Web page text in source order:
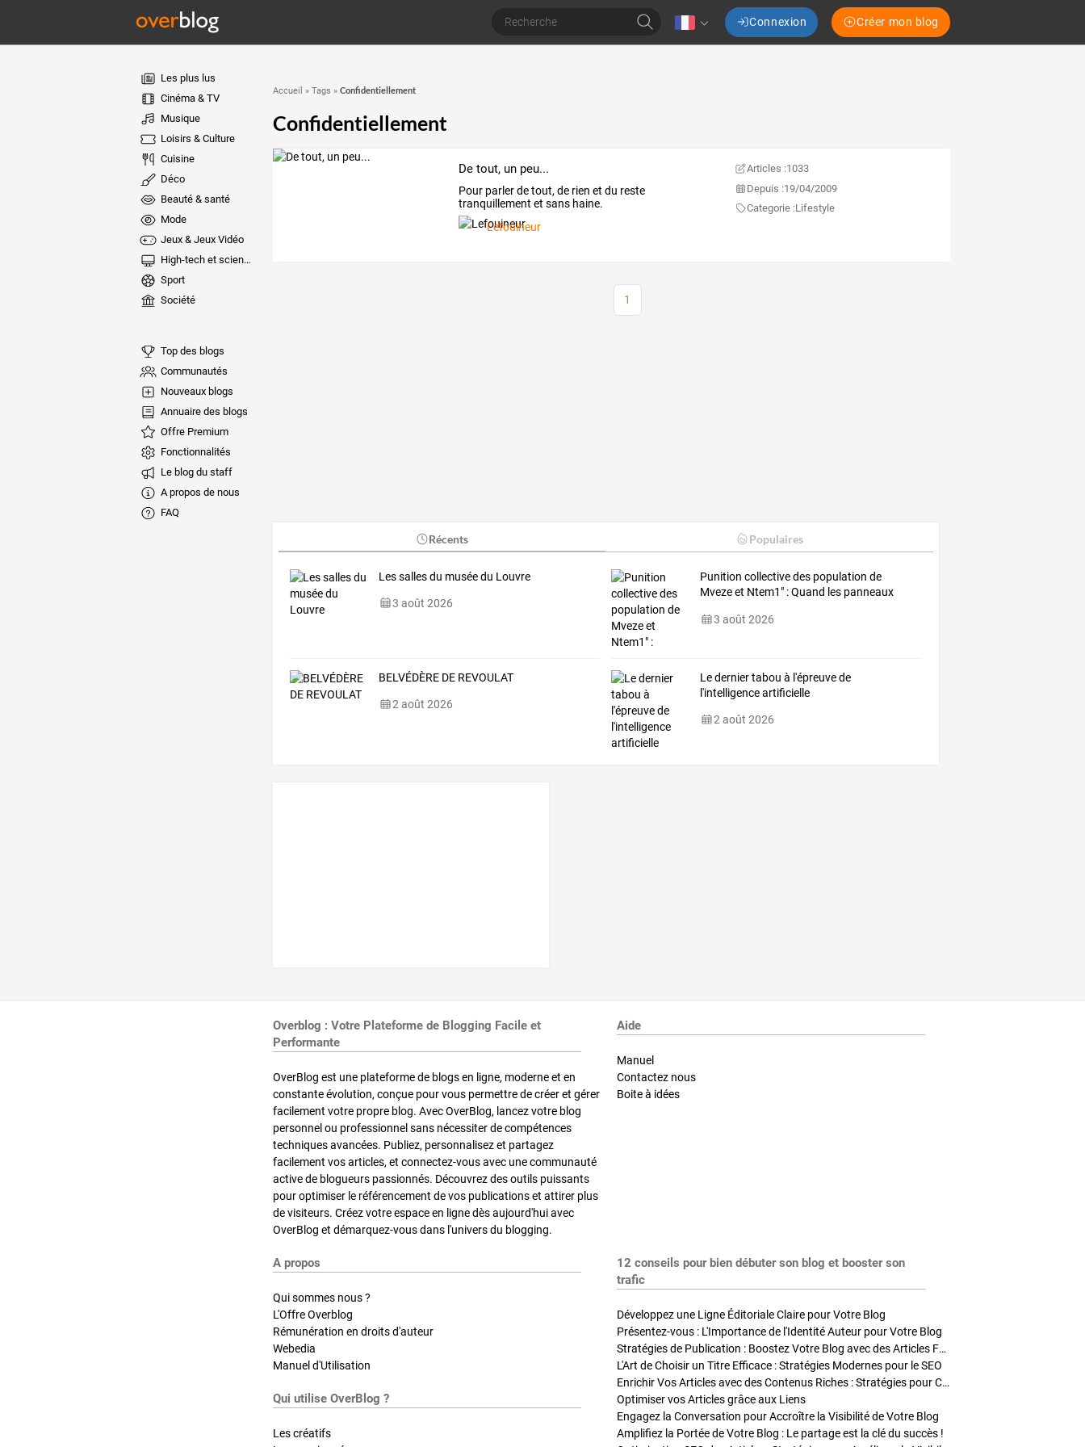
Connexion Créer mon blog
Les plus lus
Cinéma & TV
Musique
Loisirs & Culture
Cuisine
Déco
Beauté & santé
Mode
Jeux & Jeux Vidéo
High-tech et sciences
Sport
Société
Top des blogs
Communautés
Nouveaux blogs
Annuaire des blogs
Offre Premium
Fonctionnalités
Le blog du staff
A propos de nous
FAQ
Accueil » Tags » Confidentiellement
Confidentiellement
De tout, un peu...
Pour parler de tout, de rien et du reste
tranquillement et sans haine.
Lefouineur
Articles :1033
Depuis :19/04/2009
Categorie :Lifestyle
1
Récents Populaires
Les salles du musée du Louvre
3 août 2026
Punition collectivedes population de
Mvezeet Ntem1" :Quand les panneaux
3 août 2026
BELVÉDÈRE DE REVOULAT
2 août 2026
Le dernier tabou à l'épreuve de
l'intelligence artificielle
2 août 2026
Overblog : Votre Plateforme de Blogging Facile et
Performante
OverBlog est une plateforme de blogs en ligne, moderne et en
constante évolution, conçue pour vous permettre de créer et gérer
facilement votre propre blog. Avec OverBlog, lancez votre blog
personnel ou professionnel sans nécessiter de compétences
techniques avancées. Publiez, personnalisez et partagez
facilement vos articles, et connectez-vous avec une communauté
active de blogueurs passionnés. Découvrez des outils puissants
pour optimiser le référencement de vos publications et attirer plus
de visiteurs. Créez votre espace en ligne dès aujourd'hui avec
OverBlog et démarquez-vous dans l'univers du blogging.
Aide
Manuel
Contactez nous
Boite à idées
A propos
Qui sommes nous ?
L'Offre Overblog
Rémunération en droits d'auteur
Webedia
Manuel d'Utilisation
Qui utilise OverBlog ?
Les créatifs
12 conseils pour bien débuter son blog et booster son
trafic
Développez une Ligne Éditoriale Claire pour Votre Blog
Présentez-vous : L'Importance de l'Identité Auteur pour Votre Blog
Stratégies de Publication : Boostez Votre Blog avec des Articles Fréquents et Exclusifs
L'Art de Choisir un Titre Efficace : Stratégies Modernes pour le SEO
Enrichir Vos Articles avec des Contenus Riches : Stratégies pour Captiver et Optimiser
Optimiser vos Articles grâce aux Liens
Engagez la Conversation pour Accroître la Visibilité de Votre Blog
Amplifiez la Portée de Votre Blog : Le partage est la clé du succès !